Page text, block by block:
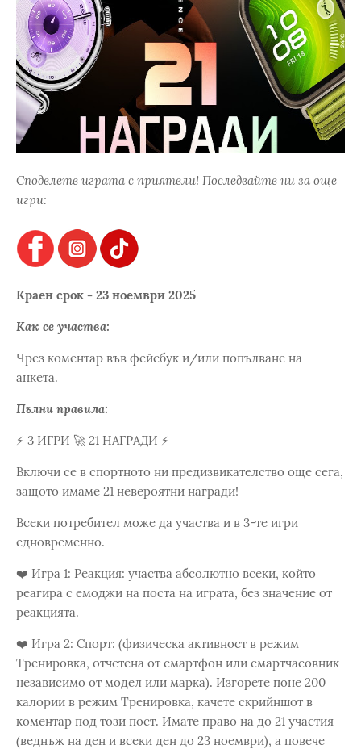
Споделете играта с приятели! Последвайте ни за още
игри:
Краен срок - 23 ноември 2025
Как се участва:
Чрез коментар във фейсбук и/или попълване на
анкета.
Пълни правила:
⚡ 3 ИГРИ 🚀 21 НАГРАДИ ⚡
Включи се в спортното ни предизвикателство още сега,
защото имаме 21 невероятни награди!
Всеки потребител може да участва и в 3-те игри
едновременно.
❤️ Игра 1: Реакция: участва абсолютно всеки, който
реагира с емоджи на поста на играта, без значение от
реакцията.
❤️ Игра 2: Спорт: (физическа активност в режим
Тренировка, отчетена от смартфон или смартчасовник
независимо от модел или марка). Изгорете поне 200
калории в режим Тренировка, качете скрийншот в
коментар под този пост. Имате право на до 21 участия
(веднъж на ден и всеки ден до 23 ноември), а повече